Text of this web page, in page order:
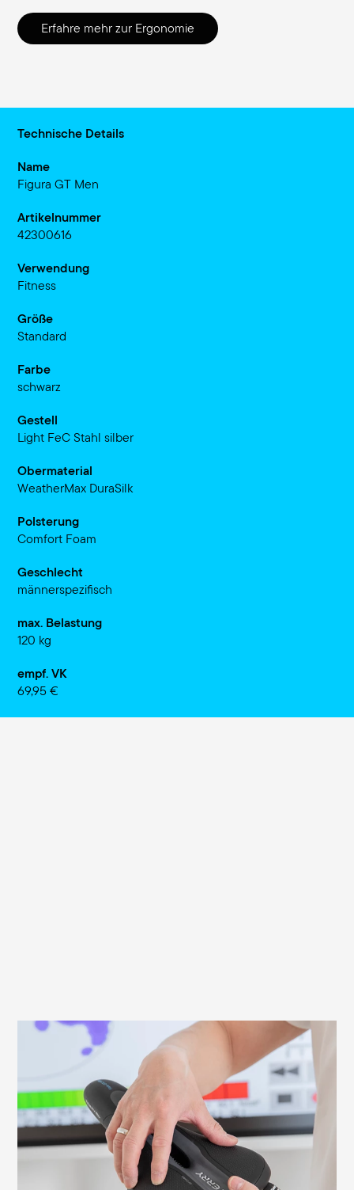
Erfahre mehr zur Ergonomie
Technische Details
Name
Figura GT Men
Artikelnummer
42300616
Verwendung
Fitness
Größe
Standard
Farbe
schwarz
Gestell
Light FeC Stahl silber
Obermaterial
WeatherMax DuraSilk
Polsterung
Comfort Foam
Geschlecht
männerspezifisch
max. Belastung
120 kg
empf. VK
69,95 €
Worauf du beim Montieren deines Sattels
Es ist wichtig, den Sattel richtig
einzustellen, um Sitzbeschwerden zu
vermeiden und eine effiziente Fahrt zu
ermöglichen. Wir erklären dir hier, worauf